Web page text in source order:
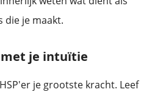
die je maakt.
met je intuïtie
je grootste kracht. Leef